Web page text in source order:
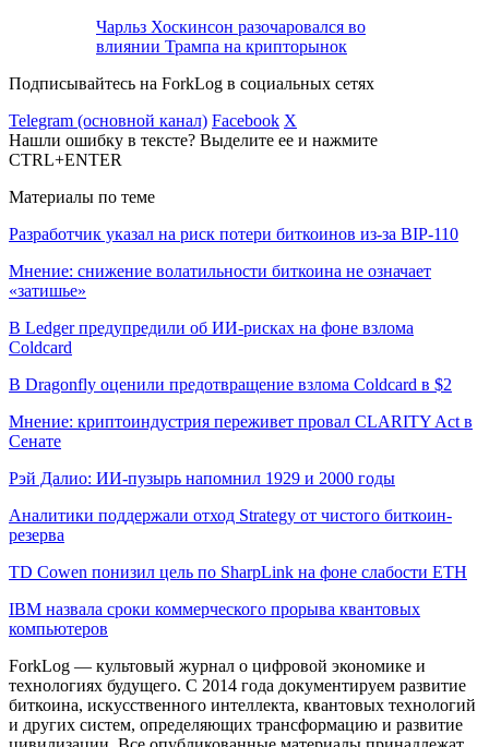
Чарльз Хоскинсон разочаровался во
влиянии Трампа на крипторынок
Подписывайтесь на ForkLog в социальных сетях
Telegram (основной канал) Facebook X
Нашли ошибку в тексте? Выделите ее и нажмите
CTRL+ENTER
Материалы по теме
Разработчик указал на риск потери биткоинов из-за BIP-110
Мнение: снижение волатильности биткоина не означает
«затишье»
В Ledger предупредили об ИИ-рисках на фоне взлома
Coldcard
В Dragonfly оценили предотвращение взлома Coldcard в $2
Мнение: криптоиндустрия переживет провал CLARITY Act в
Сенате
Рэй Далио: ИИ-пузырь напомнил 1929 и 2000 годы
Аналитики поддержали отход Strategy от чистого биткоин-
резерва
TD Cowen понизил цель по SharpLink на фоне слабости ETH
IBM назвала сроки коммерческого прорыва квантовых
компьютеров
ForkLog — культовый журнал о цифровой экономике и
технологиях будущего. С 2014 года документируем развитие
биткоина, искусственного интеллекта, квантовых технологий
и других систем, определяющих трансформацию и развитие